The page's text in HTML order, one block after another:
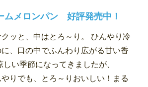
ムメロンパン 好評発売中！
ッと、中はとろ～り。 ひんやり冷
に、口の中でふんわり広がる甘い香
しい季節になってきましたが、
やりでも、とろ～りおいしい！まる